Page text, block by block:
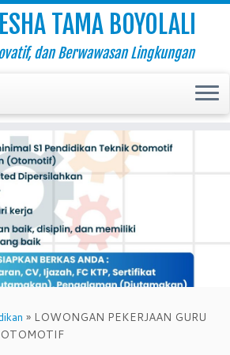
TAMA BOYOLALI
dan Berwawasan Lingkungan
» LOWONGAN PEKERJAAN GURU